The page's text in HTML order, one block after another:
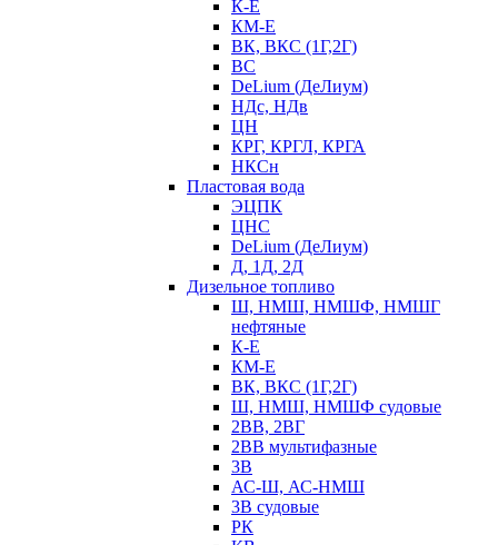
К-Е
КМ-Е
ВК, ВКС (1Г,2Г)
ВС
DeLium (ДеЛиум)
НДс, НДв
ЦН
КРГ, КРГЛ, КРГА
НКСн
Пластовая вода
ЭЦПК
ЦНС
DeLium (ДеЛиум)
Д, 1Д, 2Д
Дизельное топливо
Ш, НМШ, НМШФ, НМШГ
нефтяные
К-Е
КМ-Е
ВК, ВКС (1Г,2Г)
Ш, НМШ, НМШФ судовые
2ВВ, 2ВГ
2ВВ мультифазные
3В
АС-Ш, АС-НМШ
3В судовые
РК